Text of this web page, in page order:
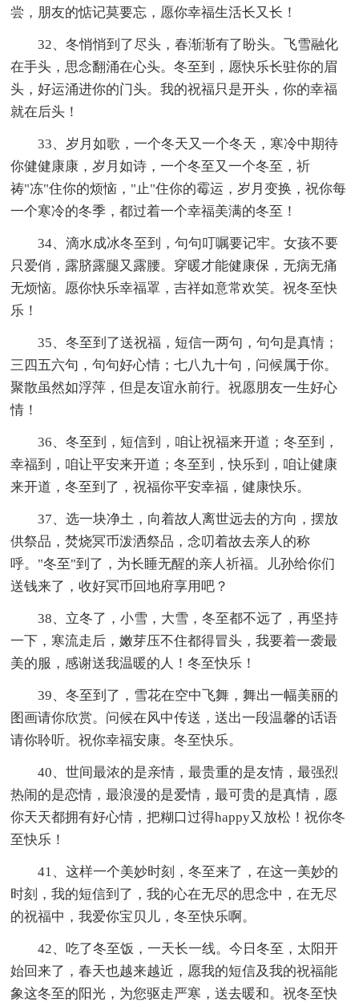
尝，朋友的惦记莫要忘，愿你幸福生活长又长！
32、冬悄悄到了尽头，春渐渐有了盼头。飞雪融化
在手头，思念翻涌在心头。冬至到，愿快乐长驻你的眉
头，好运涌进你的门头。我的祝福只是开头，你的幸福
就在后头！
33、岁月如歌，一个冬天又一个冬天，寒冷中期待
你健健康康，岁月如诗，一个冬至又一个冬至，祈
祷"冻"住你的烦恼，"止"住你的霉运，岁月变换，祝你每
一个寒冷的冬季，都过着一个幸福美满的冬至！
34、滴水成冰冬至到，句句叮嘱要记牢。女孩不要
只爱俏，露脐露腿又露腰。穿暖才能健康保，无病无痛
无烦恼。愿你快乐幸福罩，吉祥如意常欢笑。祝冬至快
乐！
35、冬至到了送祝福，短信一两句，句句是真情；
三四五六句，句句好心情；七八九十句，问候属于你。
聚散虽然如浮萍，但是友谊永前行。祝愿朋友一生好心
情！
36、冬至到，短信到，咱让祝福来开道；冬至到，
幸福到，咱让平安来开道；冬至到，快乐到，咱让健康
来开道，冬至到了，祝福你平安幸福，健康快乐。
37、选一块净土，向着故人离世远去的方向，摆放
供祭品，焚烧冥币泼洒祭品，念叨着故去亲人的称
呼。"冬至"到了，为长睡无醒的亲人祈福。儿孙给你们
送钱来了，收好冥币回地府享用吧？
38、立冬了，小雪，大雪，冬至都不远了，再坚持
一下，寒流走后，嫩芽压不住都得冒头，我要着一袭最
美的服，感谢送我温暖的人！冬至快乐！
39、冬至到了，雪花在空中飞舞，舞出一幅美丽的
图画请你欣赏。问候在风中传送，送出一段温馨的话语
请你聆听。祝你幸福安康。冬至快乐。
40、世间最浓的是亲情，最贵重的是友情，最强烈
热闹的是恋情，最浪漫的是爱情，最可贵的是真情，愿
你天天都拥有好心情，把糊口过得happy又放松！祝你冬
至快乐！
41、这样一个美妙时刻，冬至来了，在这一美妙的
时刻，我的短信到了，我的心在无尽的思念中，在无尽
的祝福中，我爱你宝贝儿，冬至快乐啊。
42、吃了冬至饭，一天长一线。今日冬至，太阳开
始回来了，春天也越来越近，愿我的短信及我的祝福能
象这冬至的阳光，为您驱走严寒，送去暖和。祝冬至快